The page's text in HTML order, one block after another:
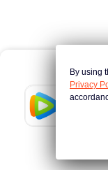
By using
Privacy